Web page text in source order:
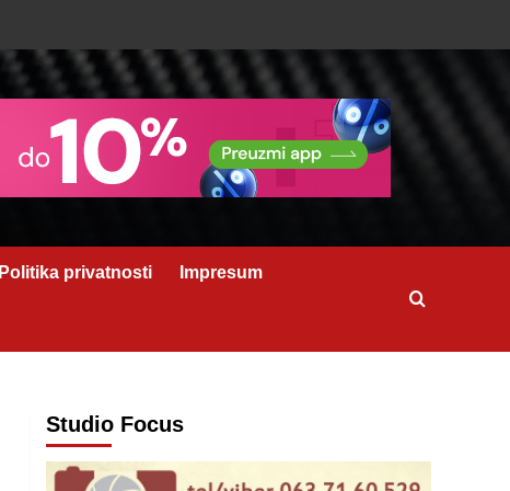
Politika privatnosti Impresum
Studio Focus